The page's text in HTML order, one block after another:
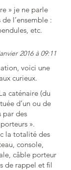
» je ne parle
l’ensemble :
etc.
2016 à 09:11
voici une
curieux.
caténaire (du
d’un ou de
par des
».
la totalité des
console,
câble porteur
de rappel et fil